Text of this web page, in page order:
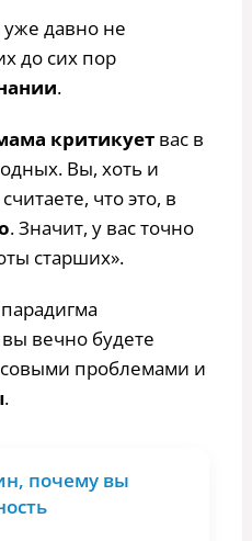
уже давно не
до сих пор
.
критикуетвас в
Вы, хоть и
что это, в
. Значит, у вас точно
старших».
вечно будете
проблемами и
.
почему вы